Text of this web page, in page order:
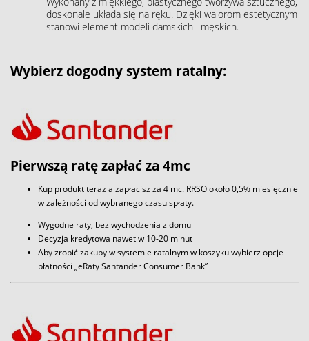
doskonale układa się na ręku. Dzięki walorom estetycznym
stanowi element modeli damskich i męskich.
Wybierz dogodny system ratalny:
Pierwszą ratę zapłać za 4mc
Kup produkt teraz a zapłacisz za 4 mc. RRSO około 0,5% miesięcznie
w zależności od wybranego czasu spłaty.
Wygodne raty, bez wychodzenia z domu
Decyzja kredytowa nawet w 10-20 minut
Aby zrobić zakupy w systemie ratalnym w koszyku wybierz opcje
płatności „eRaty Santander Consumer Bank”